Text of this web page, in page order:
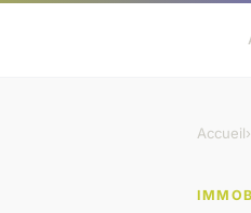
Accueil›